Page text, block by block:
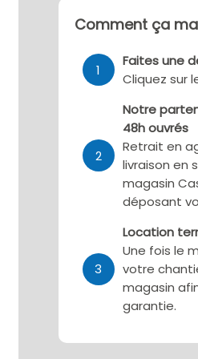
Comment ça
1
Faites une
Cliquez sur
2
Notre
48h ouvrés
Retrait en
livraison en
magasin
déposant
3
Location
Une fois le
votre
magasin
garantie.